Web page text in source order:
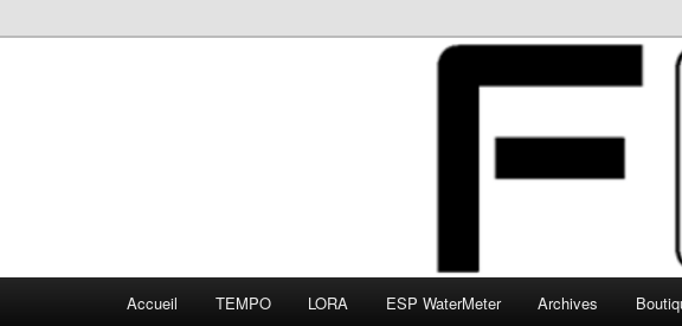
Accueil TEMPO LORA ESP WaterMeter Archives